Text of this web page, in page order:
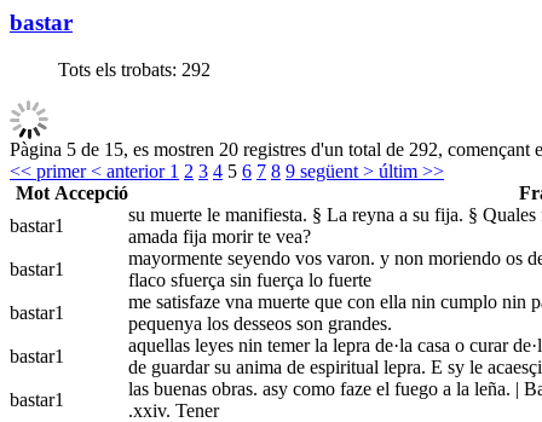
bastar
Tots els trobats: 292
Pàgina 5 de 15, es mostren 20 registres d'un total de 292, començant
<< primer< anterior 1 2 3 4 5 6 7 8 9 següent > últim >>
Mot Accepció
bastar1
su muerte le manifiesta. § La reyna a su fija. §
amada fija morir te vea?
bastar1
mayormente seyendo vos varon. y non moriendo os
flaco sfuerça sin fuerça lo fuerte
bastar1
me satisfaze vna muerte que con ella nin cumplo nin
pequenya los desseos son grandes.
bastar1
aquellas leyes nin temer la lepra de·la casa o curar
de guardar su anima de espiritual lepra. E sy le
bastar1
las buenas obras. asy como faze el fuego a la leña. |
.xxiv. Tener